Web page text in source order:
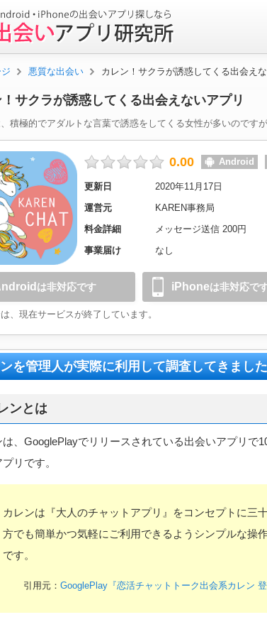
悪質な出会い カレン！サクラが誘惑してくる出会え
サクラが誘惑してくる出会えないアプリ
積極的でアダルトな言葉で誘惑をしてくる女性が多いのです
0.00 Android
更新日 2020年11月17日
運営元
KAREN事務局
料金詳細
メッセージ送信 200円
事業届け
なし
は非対応です iPhoneは非対応で
、現在サービスが終了しています。
を管理人が実際に利用して調査してきまし
ンとは
は、GooglePlayでリリースされている出会いアプリで
リです。
カレンは『大人のチャットアプリ』をコンセプトに三
方でも簡単かつ気軽にご利用できるようシンプルな操
です。
引用元： GooglePlay『恋活チャットトーク出会系カレン